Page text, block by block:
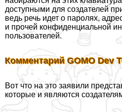
доступными для создателей
ведь речь идет о паролях,
и прочей конфиденциальной
пользователей.
Комментарий GOMO Dev
Вот что на это заявили
которые и являются